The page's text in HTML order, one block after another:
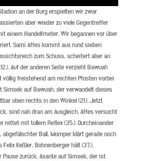
an der Burg erspielten wir zwar
aber wieder zu viele Gegentreffer
einem Handelfmeter. Wir begannen vor über
Sami Affes kommt aus rund sieben
zum Schuss, scheitert aber an
Auf der anderen Seite verzieht Bawuah
völlig freistehend am rechten Pfosten vorbei
Simsek auf Bawuah, der verwandelt dieses
oben rechts in den Winkel (21.). Jetzt
sind nah dran am Ausgleich. Affes versucht
rettet mit tollem Reflex (35.). Durcheinander
abgefälschter Ball, Momper klärt gerade noch
Keßler, Bohnenberger hält (37.).
Pause zurück, Asante auf Simsek, der ist